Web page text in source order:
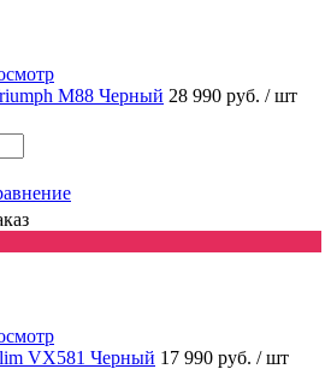
M88 Черный 28 990 руб. / шт
VX581 Черный 17 990 руб. / шт